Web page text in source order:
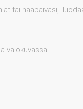
tai hääpäiväsi,
valokuvassa!